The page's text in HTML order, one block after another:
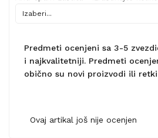
Predmeti ocenjeni sa 3-5
i najkvalitetniji. Predmeti
obično su novi proizvodi ili
Ovaj artikal još nije ocenjen